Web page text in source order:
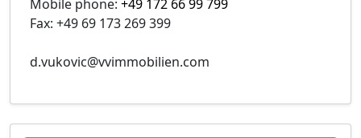
Mobile phone: +49 172 66 99 799
Fax: +49 69 173 269 399
d.vukovic@vvimmobilien.com